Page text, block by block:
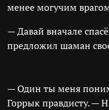
менее могучим
— Давай вначале
предложил шаман
— Один ты меня
Горрык правдисту. —